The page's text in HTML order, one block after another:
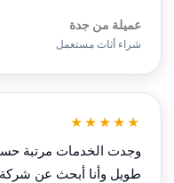
عميلة من جدة
شراء أثاث مستعمل
★★★★★
وجدت الخدمات مرتبة
طويل وأنا أبحث عن